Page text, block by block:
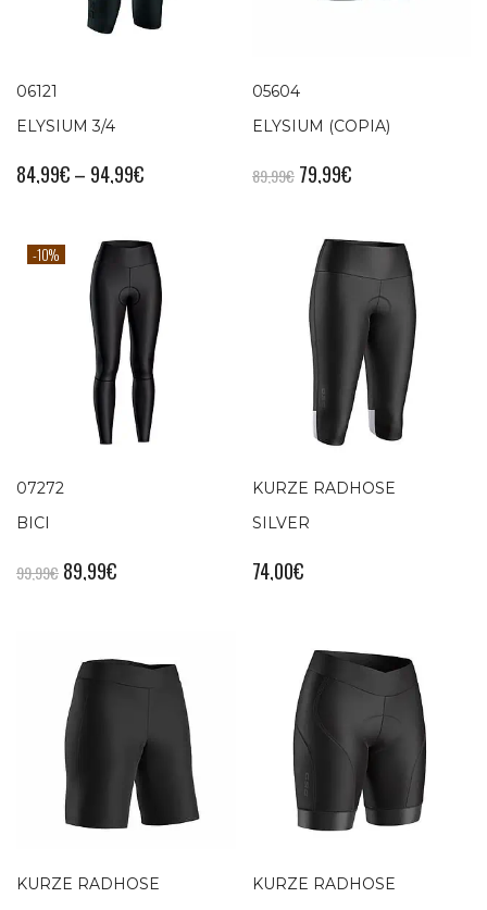
06121
ELYSIUM 3/4
84,99€– 94,99€
05604
ELYSIUM (COPIA)
89,99€ 79,99€
-10%
07272
BICI
99,99€ 89,99€
KURZE RADHOSE
SILVER
74,00€
KURZE RADHOSE
KURZE RADHOSE